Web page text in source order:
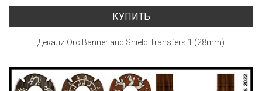
КУПИТЬ
Декали Orc Banner and Shield Transfers 1 (28mm)